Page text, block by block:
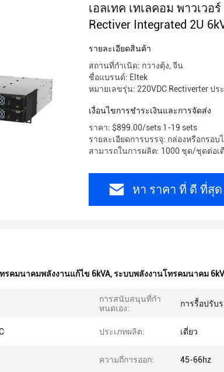
เอลเทค เทเลคอม พาวเวอ
Rectiver Integrated 2U
รายละเอียดสินค้า
สถานที่กำเนิด: กวางตุ้ง, จีน
ชื่อแบรนด์: Eltek
หมายเลขรุ่น: 220VDC Rectiverter ปร
เงื่อนไขการชําระเงินและการจัดส่ง
ราคา: $899.00/sets 1-19 sets
รายละเอียดการบรรจุ: กล่องหรือกรอบ
สามารถในการผลิต: 1000 ชุด/ชุดต่อเ
หา ราคา ที่ ดี ที่สุด
รคมนาคมพลังงานแก้ไข 6kVA,ระบบพลังงานโทรคมนาคม
การสนับสนุนที่กํา
หนดเอง:
การรื้อปรับ
ประเภทผลิต: เดี่ยว
ความถี่การออก: 45-66hz